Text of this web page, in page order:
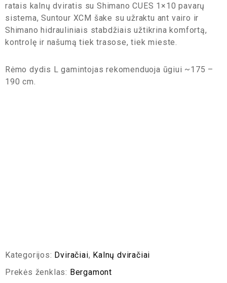
ratais kalnų dviratis su Shimano CUES 1×10 pavarų
sistema, Suntour XCM šake su užraktu ant vairo ir
Shimano hidrauliniais stabdžiais užtikrina komfortą,
kontrolę ir našumą tiek trasose, tiek mieste.
Rėmo dydis L gamintojas rekomenduoja ūgiui ~175 –
190 cm.
Kategorijos: Dviračiai, Kalnų dviračiai
Prekės ženklas: Bergamont